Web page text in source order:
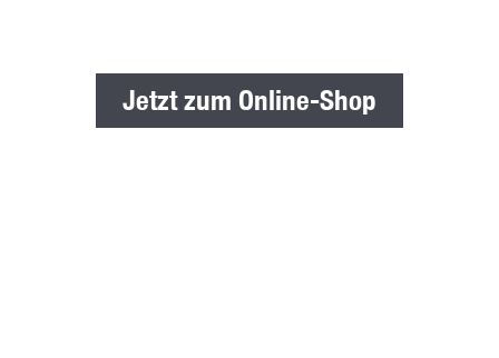
Jetzt zum Online-Shop
Jetzt zum Online-